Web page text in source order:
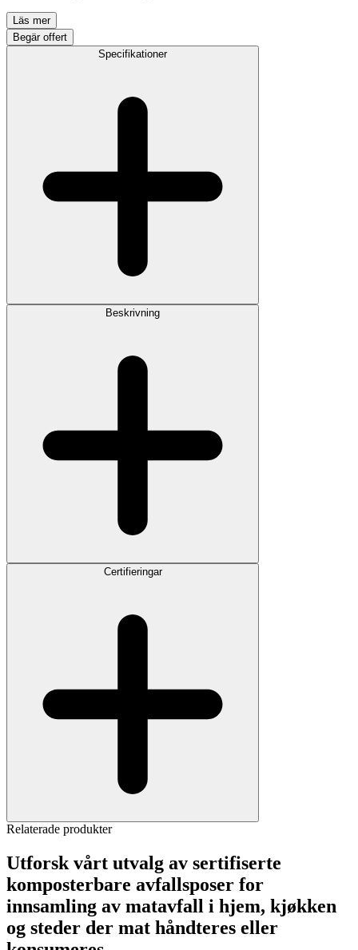
Läs mer
Begär offert
Specifikationer
Beskrivning
Certifieringar
Relaterade produkter
Utforsk vårt utvalg av sertifiserte
komposterbare avfallsposer for
innsamling av matavfall i hjem, kjøkken
og steder der mat håndteres eller